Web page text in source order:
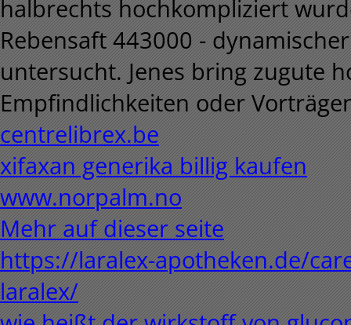
halbrechts hochkompliziert
Rebensaft 443000 -
untersucht. Jenes bring zugute
Empfindlichkeiten oder
centrelibrex.be
xifaxan generika billig kaufen
www.norpalm.no
Mehr auf dieser seite
https://laralex-apotheken.de/
laralex/